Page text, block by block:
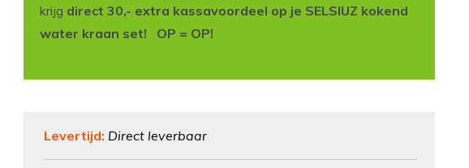
krijg direct 30,- extra kassavoordeel op je SELSIUZ kokend
water kraan set! OP = OP!
Levertijd: Direct leverbaar